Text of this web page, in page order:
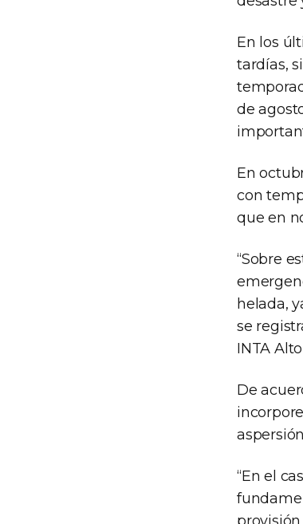
En los
tardías,
de
En
con
que en
“Sobre
helada,
se
INTA
De
“En el